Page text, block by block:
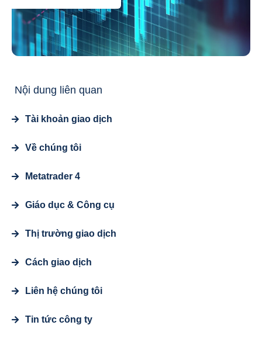
Nội dung liên quan
Tài khoản giao dịch
Về chúng tôi
Metatrader 4
Giáo dục & Công cụ
Thị trường giao dịch
Cách giao dịch
Liên hệ chúng tôi
Tin tức công ty